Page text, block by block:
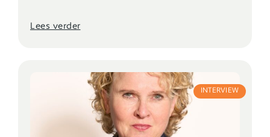
Lees verder
INTERVIEW